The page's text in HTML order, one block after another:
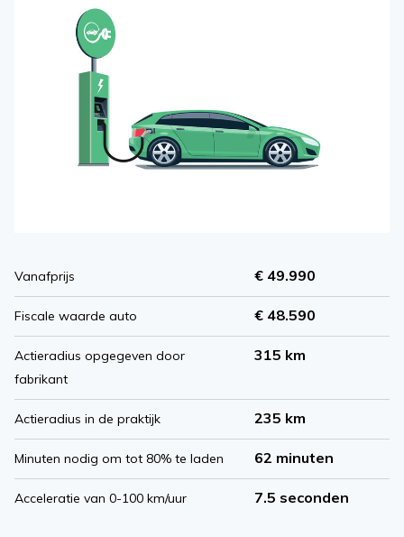
Vanafprijs € 49.990
Fiscale waarde auto € 48.590
Actieradius opgegeven door
fabrikant
315 km
Actieradius in de praktijk 235 km
Minuten nodig om tot 80% te laden 62 minuten
Acceleratie van 0-100 km/uur 7.5 seconden